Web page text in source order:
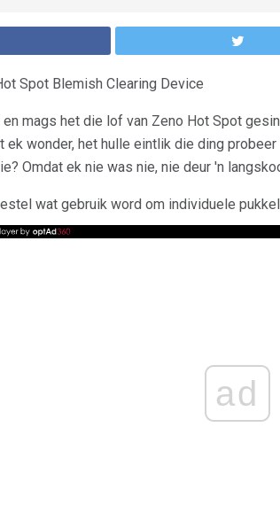
Spot Blemish Clearing Device
mags het die lof van Zeno Hot Spot
ek wonder, het hulle eintlik die ding
Omdat ek nie was nie, nie deur 'n
wat gebruik word om individuele
ad